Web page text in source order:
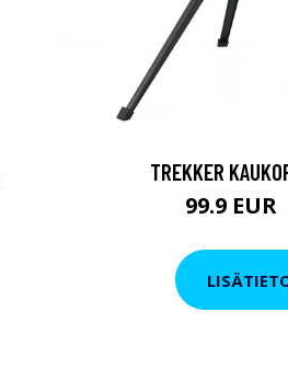
TREKKER
99.9 EUR